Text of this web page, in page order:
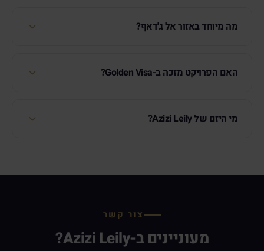
מה מיוחד באזור אל ג'דאף?
האם הפרויקט מזכה ב-Golden Visa?
מי היזם של Azizi Leily?
צור קשר
מעוניינים ב-Azizi Leily?